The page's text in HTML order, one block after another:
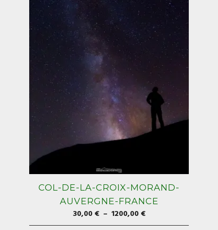
COL-DE-LA-CROIX-MORAND-
AUVERGNE-FRANCE
30,00€ – 1200,00€Plage
de